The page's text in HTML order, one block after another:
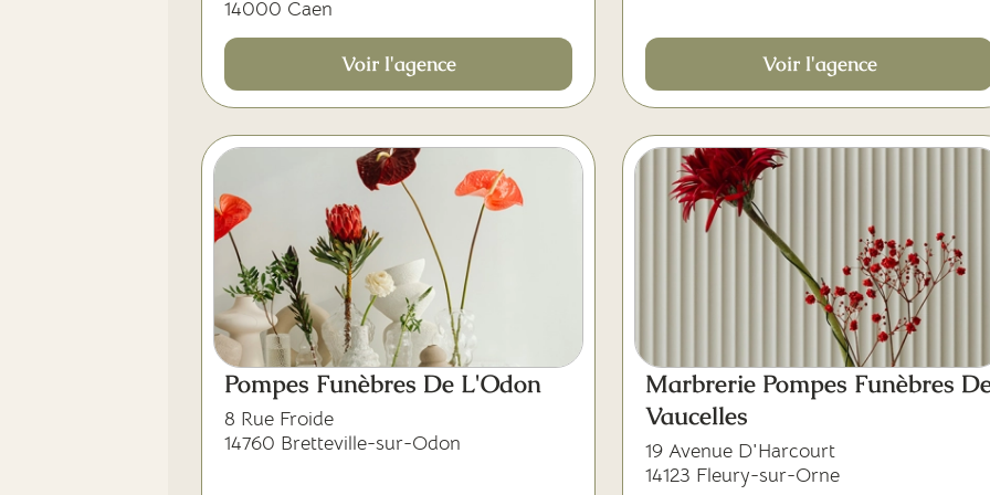
14000 Caen
Voir l'agence Voir l'agence
Pompes Funèbres De L'Odon
8 Rue Froide
14760 Bretteville-sur-Odon
Marbrerie Pompes Funèbres
Vaucelles
19 Avenue D'Harcourt
14123 Fleury-sur-Orne